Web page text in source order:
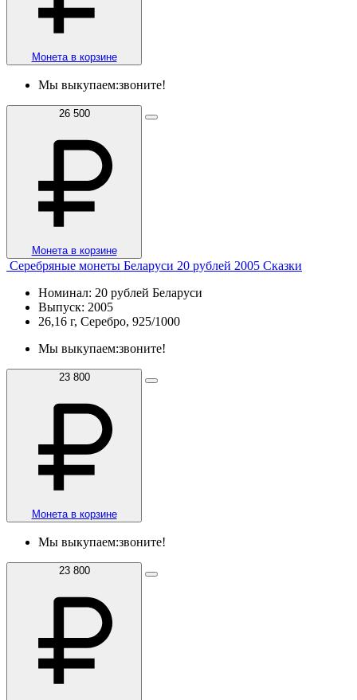
Монета в корзине
Мы выкупаем:звоните!
26 500
Монета в корзине
Серебряные монеты Беларуси 20 рублей 2005 Сказки
Номинал: 20 рублей Беларуси
Выпуск: 2005
26,16 г, Серебро, 925/1000
Мы выкупаем:звоните!
23 800
Монета в корзине
Мы выкупаем:звоните!
23 800